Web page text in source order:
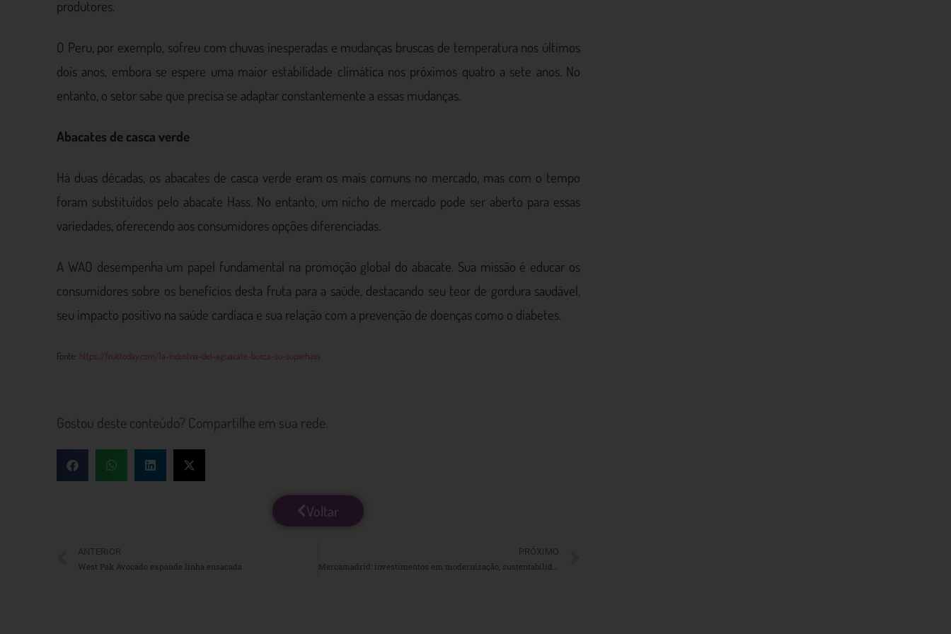
produtores.
O Peru, por exemplo, sofreu com chuvas inesperadas e mudanças bruscas de temperatura nos últimos
dois anos, embora se espere uma maior estabilidade climática nos próximos quatro a sete anos. No
entanto, o setor sabe que precisa se adaptar constantemente a essas mudanças.
Abacates de casca verde
Há duas décadas, os abacates de casca verde eram os mais comuns no mercado, mas com o tempo
foram substituídos pelo abacate Hass. No entanto, um nicho de mercado pode ser aberto para essas
variedades, oferecendo aos consumidores opções diferenciadas.
A WAO desempenha um papel fundamental na promoção global do abacate. Sua missão é educar os
consumidores sobre os benefícios desta fruta para a saúde, destacando seu teor de gordura saudável,
seu impacto positivo na saúde cardíaca e sua relação com a prevenção de doenças como o diabetes.
Fonte: https://fruittoday.com/la-industria-del-aguacate-busca-su-superhass
Gostou deste conteúdo? Compartilhe em sua rede.
Voltar
ANTERIOR
West Pak Avocado expande linha ensacada
PRÓXIMO
Mercamadrid: investimentos em modernização, sustentabilidade e inovação